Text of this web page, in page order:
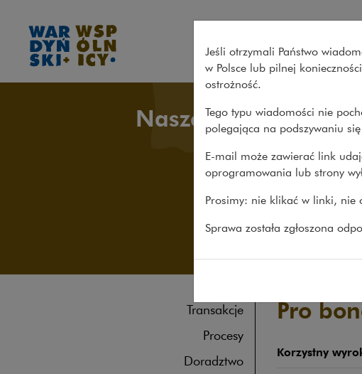
Nasze sprawy
Transakcje
Procesy
Doradztwo
Pro
Korzystny
Jeśli otrzymali Państwo
w Polsce lub pilnej
ostrożność.
Tego typu wiadomości nie
polegająca na podszywaniu
E-mail może zawierać link
oprogramowania lub strony
Prosimy: nie klikać w linki, nie
Sprawa została zgłoszona